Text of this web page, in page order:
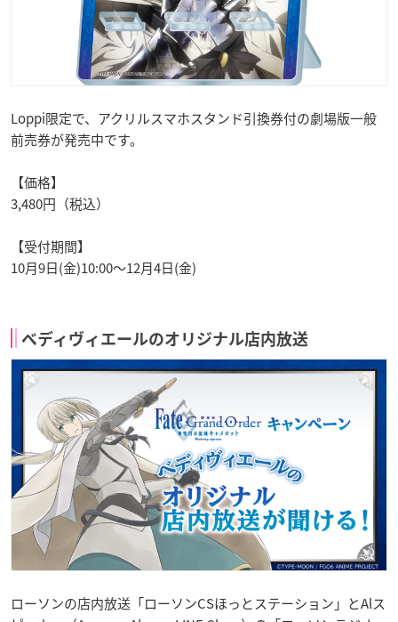
Loppi限定で、アクリルスマホスタンド引換券付の劇場版一般
前売券が発売中です。
【価格】
3,480円（税込）
【受付期間】
10月9日(金)10:00～12月4日(金)
ベディヴィエールのオリジナル店内放送
ローソンの店内放送「ローソンCSほっとステーション」とAlス